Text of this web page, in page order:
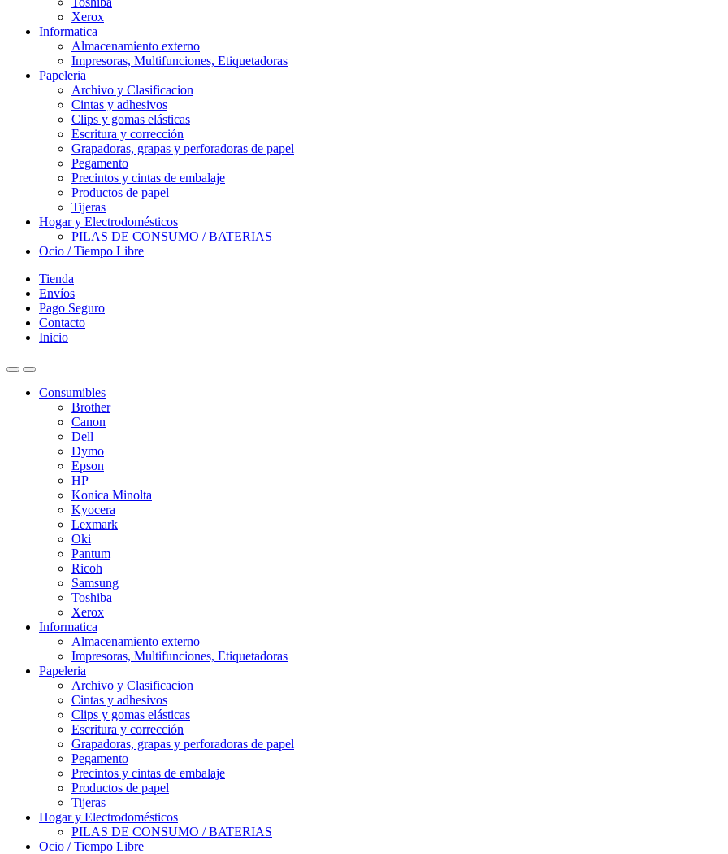
Xerox
Informatica
Almacenamiento externo
Impresoras, Multifunciones, Etiquetadoras
Papeleria
Archivo y Clasificacion
Cintas y adhesivos
Clips y gomas elásticas
Escritura y corrección
Grapadoras, grapas y perforadoras de papel
Pegamento
Precintos y cintas de embalaje
Productos de papel
Tijeras
Hogar y Electrodomésticos
PILAS DE CONSUMO / BATERIAS
Ocio / Tiempo Libre
Tienda
Envíos
Pago Seguro
Contacto
Inicio
Consumibles
Brother
Canon
Dell
Dymo
Epson
HP
Konica Minolta
Kyocera
Lexmark
Oki
Pantum
Ricoh
Samsung
Toshiba
Xerox
Informatica
Almacenamiento externo
Impresoras, Multifunciones, Etiquetadoras
Papeleria
Archivo y Clasificacion
Cintas y adhesivos
Clips y gomas elásticas
Escritura y corrección
Grapadoras, grapas y perforadoras de papel
Pegamento
Precintos y cintas de embalaje
Productos de papel
Tijeras
Hogar y Electrodomésticos
PILAS DE CONSUMO / BATERIAS
Ocio / Tiempo Libre